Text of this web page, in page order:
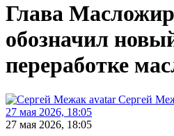
Глава
обозначил
переработке
Сергей
27 мая 2026, 18:05
27 мая 2026, 18:05